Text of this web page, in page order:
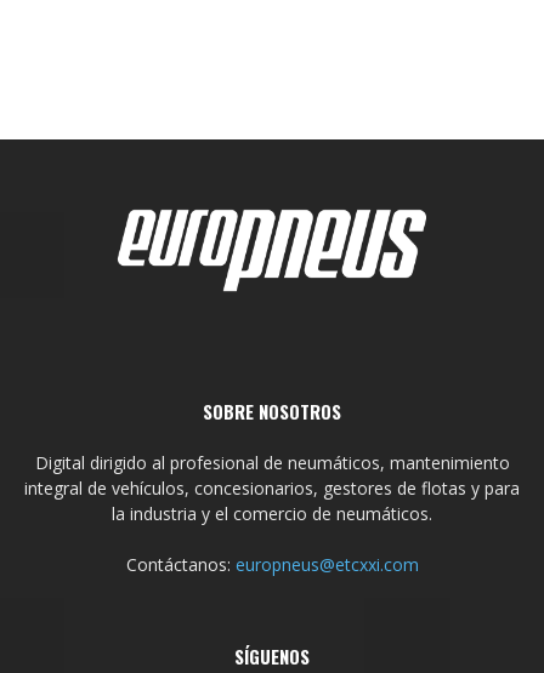
SOBRE NOSOTROS
Digital dirigido al profesional de neumáticos, mantenimiento
integral de vehículos, concesionarios, gestores de flotas y para
la industria y el comercio de neumáticos.
Contáctanos: europneus@etcxxi.com
SÍGUENOS